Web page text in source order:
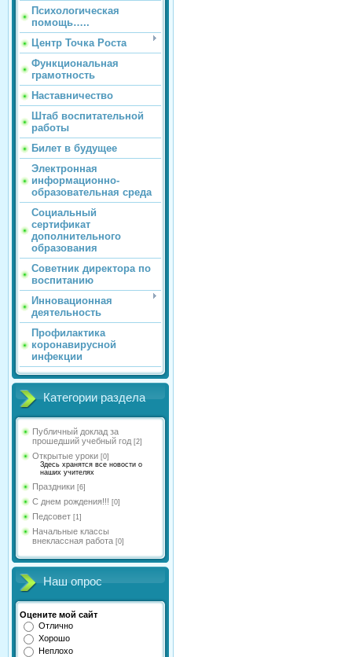
Психологическая
помощь…..
Центр Точка Роста
Функциональная
грамотность
Наставничество
Штаб воспитательной
работы
Билет в будущее
Электронная
информационно-
образовательная среда
Социальный
сертификат
дополнительного
образования
Советник директора по
воспитанию
Инновационная
деятельность
Профилактика
коронавирусной
инфекции
Категории раздела
Публичный доклад за
прошедший учебный год [2]
Открытые уроки [0]
Здесь хранятся все новости о
наших учителях
Праздники [6]
С днем рождения!!! [0]
Педсовет [1]
Начальные классы
внеклассная работа [0]
Наш опрос
Оцените мой сайт
Отлично
Хорошо
Неплохо